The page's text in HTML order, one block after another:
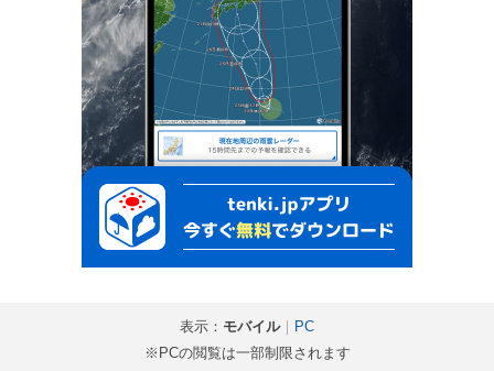
表示： モバイル｜ PC
※PCの閲覧は一部制限されます